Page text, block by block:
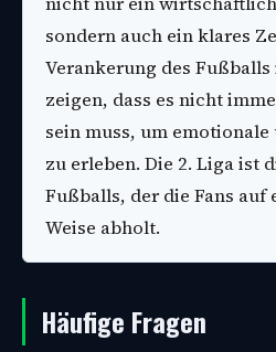
sondern auch ein klares
Verankerung des Fußballs
zeigen, dass es nicht
sein muss, um
zu erleben. Die 2. Liga ist
Fußballs, der die Fans auf
Weise abholt.
Häufige Fragen